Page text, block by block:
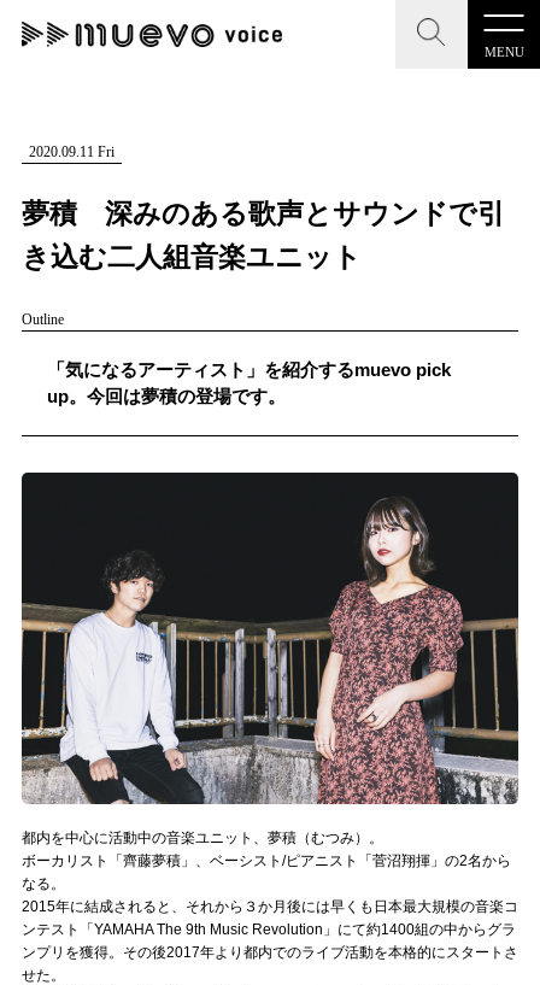
MENU
CLOSE
記事を検索する
人気ワード
#男性SSW #ポップス #女性SSW
#ヒップホップ #男性シンガーグループ #R&B/ソウル
CLOSE
"読者の声を形にする”音楽特化メディア
MENU
記事一覧
会社概要
記事リクエスト
ログイン
LINK
muevoクラウドファンディング
muevoコミュニティ
ぶいクラ！by muevo
ぶいコミュ！by muevo
ぶいマガ！ by muevo
2020.09.11 Fri
夢積 深みのある歌声とサウンドで引
き込む二人組音楽ユニット
Outline
「気になるアーティスト」を紹介するmuevo pick
up。今回は夢積の登場です。
都内を中心に活動中の音楽ユニット、夢積（むつみ）。
ボーカリスト「齊藤夢積」、ベーシスト/ピアニスト「菅沼翔揮」の2名から
なる。
2015年に結成されると、それから３か月後には早くも日本最大規模の音楽コ
ンテスト「YAMAHA The 9th Music Revolution」にて約1400組の中からグラ
ンプリを獲得。その後2017年より都内でのライブ活動を本格的にスタートさ
せた。